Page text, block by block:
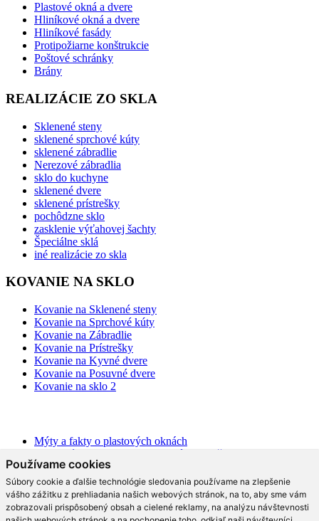
Používame cookies
Súbory cookie a ďalšie technológie sledovania používame na zlepšenie
vášho zážitku z prehliadania našich webových stránok, na to, aby sme vám
zobrazovali prispôsobený obsah a cielené reklamy, na analýzu návštevnosti
Plastové okná a dvere
Hliníkové okná a dvere
Hliníkové fasády
Protipožiarne konštrukcie
Poštové schránky
Brány
REALIZÁCIE ZO SKLA
Sklenené steny
sklenené sprchové kúty
sklenené zábradlie
Nerezové zábradlia
sklo do kuchyne
sklenené dvere
sklenené prístrešky
pochôdzne sklo
zasklenie výťahovej šachty
Špeciálne sklá
iné realizácie zo skla
KOVANIE NA SKLO
Kovanie na Sklenené steny
Kovanie na Sprchové kúty
Kovanie na Zábradlie
Kovanie na Prístrešky
Kovanie na Kyvné dvere
Kovanie na Posuvné dvere
Kovanie na sklo 2
Mýty a fakty o plastových oknách
Moderné schodisko: Spoznajte rôzne možnosti prevedenia v
interiéri
Ako najlepšie opticky zväčšiť priestor?
Na čo slúži hliníková pergola a aké má výhody?
Ako efektne a prakticky predeliť akýkoľvek priestor?
Aké trendy prináša moderná kuchyňa?